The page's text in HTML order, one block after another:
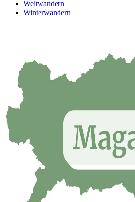
Weitwandern
Winterwandern